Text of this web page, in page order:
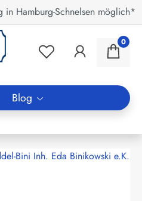
in Hamburg-Schnelsen möglich*
0
Blog
Bini Inh. Eda Binikowski e.K.